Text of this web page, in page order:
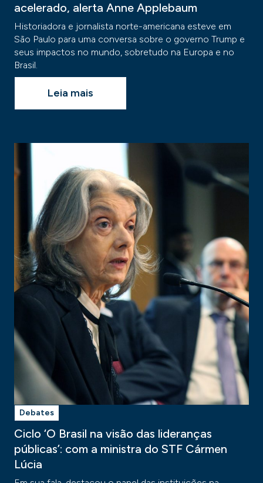
acelerado, alerta Anne Applebaum
Historiadora e jornalista norte-americana esteve em
São Paulo para uma conversa sobre o governo Trump e
seus impactos no mundo, sobretudo na Europa e no
Brasil.
Leia mais
Debates
Ciclo ‘O Brasil na visão das lideranças
públicas’: com a ministra do STF Cármen
Lúcia